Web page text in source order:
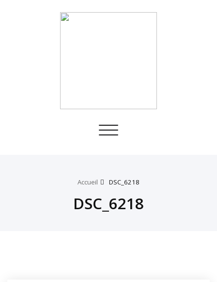
Toggle
Accueil DSC_6218
DSC_6218